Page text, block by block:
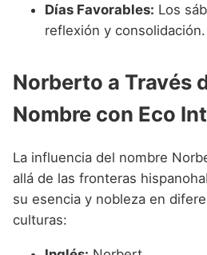
Días Favorables: Los
reflexión y consolidación.
Norberto a Través
Nombre con Eco
La influencia del nombre
allá de las fronteras
su esencia y nobleza en
culturas: